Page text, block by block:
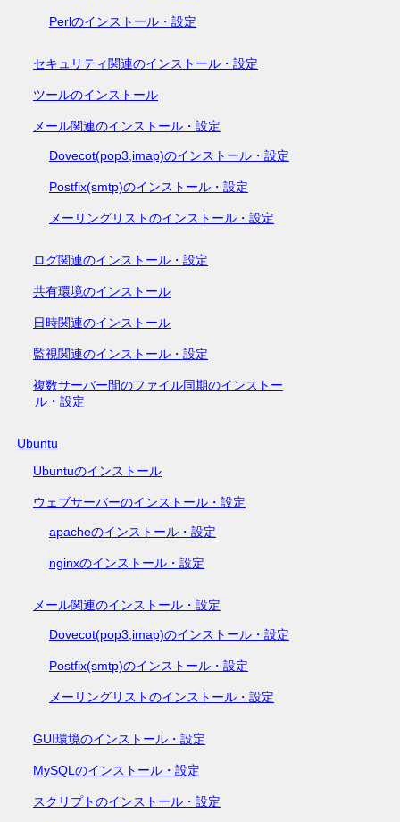
Perlのインストール・設定
セキュリティ関連のインストール・設定
ツールのインストール
メール関連のインストール・設定
Dovecot(pop3,imap)のインストール・設定
Postfix(smtp)のインストール・設定
メーリングリストのインストール・設定
ログ関連のインストール・設定
共有環境のインストール
日時関連のインストール
監視関連のインストール・設定
複数サーバー間のファイル同期のインストー
ル・設定
Ubuntu
Ubuntuのインストール
ウェブサーバーのインストール・設定
apacheのインストール・設定
nginxのインストール・設定
メール関連のインストール・設定
Dovecot(pop3,imap)のインストール・設定
Postfix(smtp)のインストール・設定
メーリングリストのインストール・設定
GUI環境のインストール・設定
MySQLのインストール・設定
スクリプトのインストール・設定